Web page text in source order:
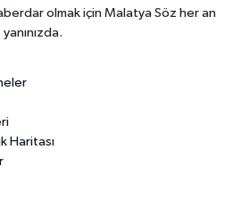
olmak için Malatya Söz her an
yanınızda.
Haritası